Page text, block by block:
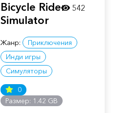
Bicycle Rider
Simulator
Жанр:
Приключения
Инди игры
Симуляторы
0
Размер: 1.42 GB
542